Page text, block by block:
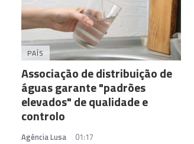
PAÍS
Associação de distribuição de
águas garante "padrões
elevados" de qualidade e
controlo
Agência Lusa 01:17